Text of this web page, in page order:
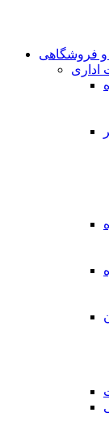
و فروشگاهی
اداری